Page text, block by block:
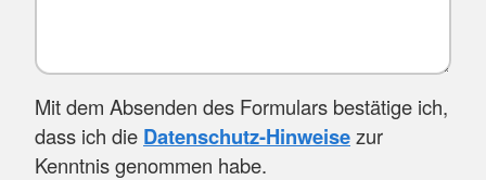
Mit dem Absenden des Formulars bestätige ich,
dass ich die Datenschutz-Hinweisezur
Kenntnis genommen habe.